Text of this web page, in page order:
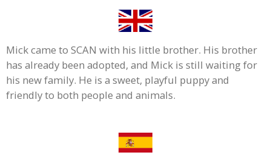
Mick came to SCAN with his little brother. His brother
has already been adopted, and Mick is still waiting for
his new family. He is a sweet, playful puppy and
friendly to both people and animals.